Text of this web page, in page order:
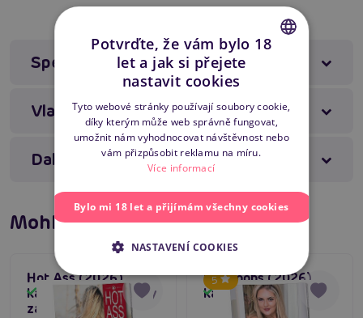
Kalendář 2025
12 krásných fotek
Složený rozměr - 297 x 210 mm
Rozložený rozměr - 297 x 420 mm
#nahý kalendář
#dárkový kalendář
Máte dotaz k produktu?
Specifikace produktu
Vlastnosti produktu
Další informace
Mohlo by se líbit
Hot Ass (2026),
kalendář krásné sexy
zadečky
Skladem
5
Big Boobs (2026),
kalendář velká prsa
Skladem
ENGLISH
Potvrďte, že vám bylo 18
let a jak si přejete
nastavit cookies
Tyto webové stránky používají soubory cookie,
díky kterým může web správně fungovat,
umožnit nám vyhodnocovat návštěvnost nebo
vám přizpůsobit reklamu na míru.
Více informací
Bylo mi 18 let a přijímám všechny cookies
NASTAVENÍ COOKIES